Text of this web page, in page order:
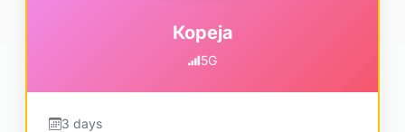
Кореја
5G
3 days